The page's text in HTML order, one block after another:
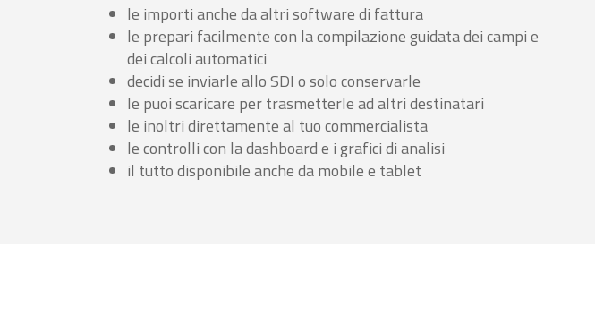
le importi anche da altri software di fattura
le prepari facilmente con la compilazione guidata dei campi e
dei calcoli automatici
decidi se inviarle allo SDI o solo conservarle
le puoi scaricare per trasmetterle ad altri destinatari
le inoltri direttamente al tuo commercialista
le controlli con la dashboard e i grafici di analisi
il tutto disponibile anche da mobile e tablet